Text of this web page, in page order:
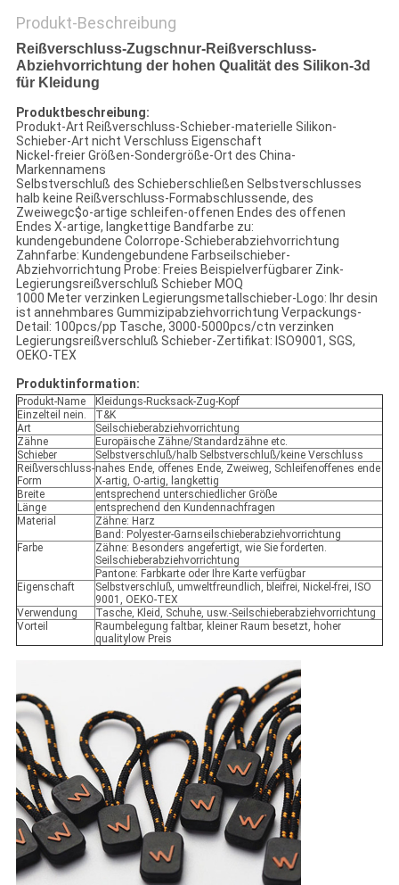
Produkt-Beschreibung
Reißverschluss-Zugschnur-Reißverschluss-
Abziehvorrichtung der hohen Qualität des Silikon-3d
für Kleidung
Produktbeschreibung:
Produkt-Art Reißverschluss-Schieber-materielle Silikon-
Schieber-Art nicht Verschluss Eigenschaft
Nickel-freier Größen-Sondergröße-Ort des China-
Markennamens
Selbstverschluß des Schieberschließen Selbstverschlusses
halb keine Reißverschluss-Formabschlussende, des
Zweiwegc$o-artige schleifen-offenen Endes des offenen
Endes X-artige, langkettige Bandfarbe zu:
kundengebundene Colorrope-Schieberabziehvorrichtung
Zahnfarbe: Kundengebundene Farbseilschieber-
Abziehvorrichtung Probe: Freies Beispielverfügbarer Zink-
Legierungsreißverschluß Schieber MOQ
1000 Meter verzinken Legierungsmetallschieber-Logo: Ihr desin
ist annehmbares Gummizipabziehvorrichtung Verpackungs-
Detail: 100pcs/pp Tasche, 3000-5000pcs/ctn verzinken
Legierungsreißverschluß Schieber-Zertifikat: ISO9001, SGS,
OEKO-TEX
Produktinformation:
Produkt-Name
Kleidungs-Rucksack-Zug-Kopf
Einzelteil nein.
T&K
Art
Seilschieberabziehvorrichtung
Zähne
Europäische Zähne/Standardzähne etc.
Schieber
Selbstverschluß/halb Selbstverschluß/keine Verschluss
Reißverschluss-
Form
nahes Ende, offenes Ende, Zweiweg, Schleifenoffenes ende
X-artig, O-artig, langkettig
Breite
entsprechend unterschiedlicher Größe
Länge
entsprechend den Kundennachfragen
Material
Zähne: Harz
Band: Polyester-Garnseilschieberabziehvorrichtung
Farbe
Zähne: Besonders angefertigt, wie Sie forderten.
Seilschieberabziehvorrichtung
Pantone: Farbkarte oder Ihre Karte verfügbar
Eigenschaft
Selbstverschluß, umweltfreundlich, bleifrei, Nickel-frei, ISO
9001, OEKO-TEX
Verwendung
Tasche, Kleid, Schuhe, usw.-Seilschieberabziehvorrichtung
Vorteil
Raumbelegung faltbar, kleiner Raum besetzt, hoher
qualitylow Preis